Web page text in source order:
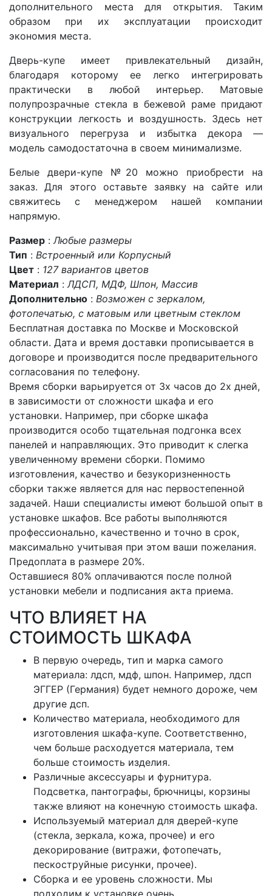
дополнительного места для открытия. Таким
образом при их эксплуатации происходит
экономия места.
Дверь-купе имеет привлекательный дизайн,
благодаря которому ее легко интегрировать
практически в любой интерьер. Матовые
полупрозрачные стекла в бежевой раме придают
конструкции легкость и воздушность. Здесь нет
визуального перегруза и избытка декора —
модель самодостаточна в своем минимализме.
Белые двери-купе №20 можно приобрести на
заказ. Для этого оставьте заявку на сайте или
свяжитесь с менеджером нашей компании
напрямую.
Размер :Любые размеры
Тип : Встроенный или Корпусный
Цвет : 127 вариантов цветов
Материал :ЛДСП, МДФ, Шпон, Массив
Дополнительно : Возможен с зеркалом,
фотопечатью, с матовым или цветным стеклом
Бесплатная доставка по Москве и Московской
области. Дата и время доставки прописывается в
договоре и производится после предварительного
согласования по телефону.
Время сборки варьируется от 3х часов до 2х дней,
в зависимости от сложности шкафа и его
установки. Например, при сборке шкафа
производится особо тщательная подгонка всех
панелей и направляющих. Это приводит к слегка
увеличенному времени сборки. Помимо
изготовления, качество и безукоризненность
сборки также является для нас первостепенной
задачей. Наши специалисты имеют большой опыт в
установке шкафов. Все работы выполняются
профессионально, качественно и точно в срок,
максимально учитывая при этом ваши пожелания.
Предоплата в размере 20%.
Оставшиеся 80% оплачиваются после полной
установки мебели и подписания акта приема.
ЧТО ВЛИЯЕТ НА
СТОИМОСТЬ ШКАФА
В первую очередь, тип и марка самого
материала: лдсп, мдф, шпон. Например, лдсп
ЭГГЕР (Германия) будет немного дороже, чем
другие дсп.
Количество материала, необходимого для
изготовления шкафа-купе. Соответственно,
чем больше расходуется материала, тем
больше стоимость изделия.
Различные аксессуары и фурнитура.
Подсветка, пантографы, брючницы, корзины
также влияют на конечную стоимость шкафа.
Используемый материал для дверей-купе
(стекла, зеркала, кожа, прочее) и его
декорирование (витражи, фотопечать,
пескоструйные рисунки, прочее).
Сборка и ее уровень сложности. Мы
подходим к установке очень